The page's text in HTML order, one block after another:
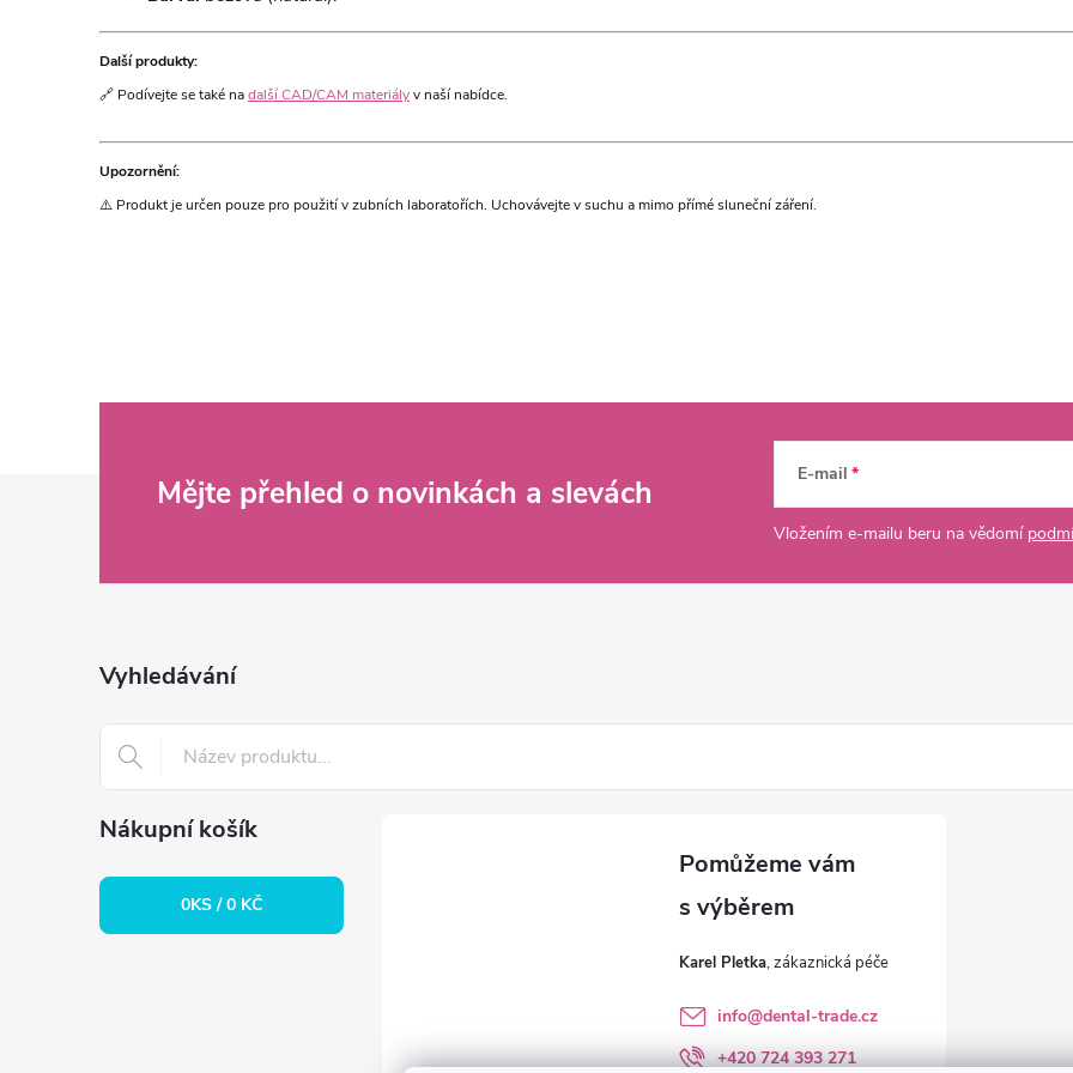
Další produkty:
🔗 Podívejte se také nadalší CAD/CAM materiályv naší nabídce.
Upozornění:
⚠️ Produkt je určen pouze pro použití v zubních laboratořích. Uchovávejte v suchu a mimo přímé sluneční záření.
Mějte přehled o novinkách a slevách E-mail
Vložením e-mailu beru na vědomí
Vyhledávání
Nákupní košík
0KS /0 KČ
Karel Pletka
info@dental-trade.cz
+420 724 393 271